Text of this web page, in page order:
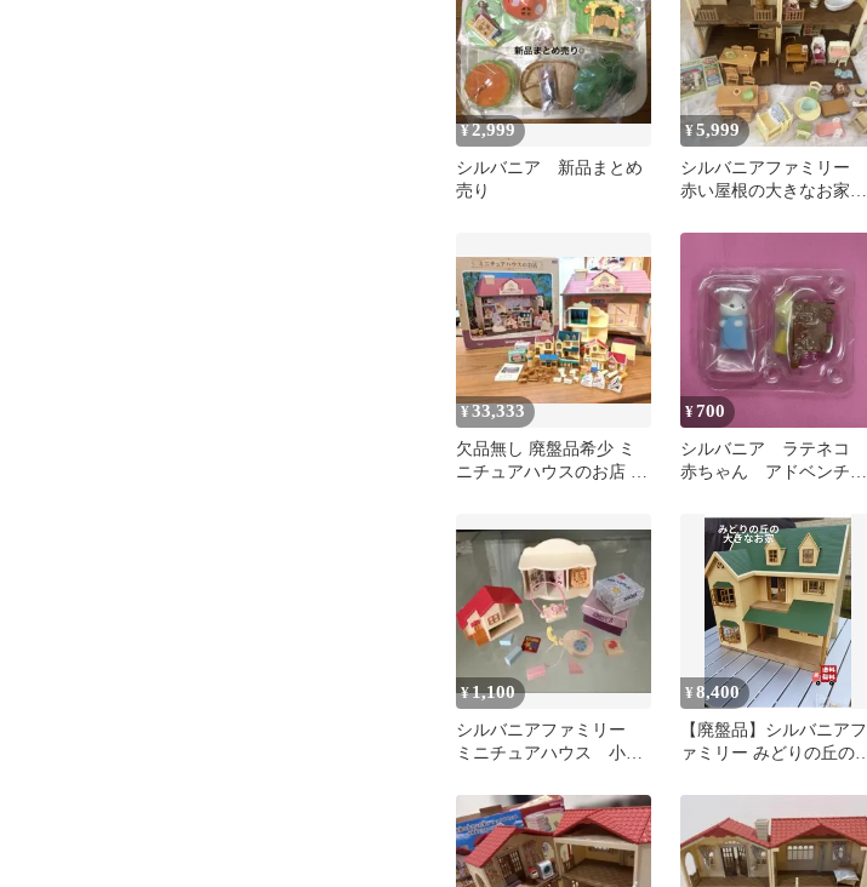
¥2,999
シルバニア 新品まとめ
売り
¥5,999
シルバニアファミリー
赤い屋根の大きなお家セ
¥33,333
欠品無し 廃盤品希少 ミ
ニチュアハウスのお店 シ
¥700
シルバニア ラテネコ
赤ちゃん アドベンチャ
¥1,100
シルバニアファミリー
ミニチュアハウス 小
¥8,400
【廃盤品】シルバニアフ
ァミリー みどりの丘の大
品あり